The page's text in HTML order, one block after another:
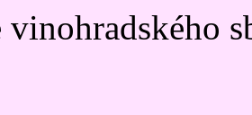
vinohradského